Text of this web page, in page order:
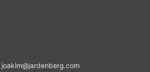
joakim@jardenberg.com